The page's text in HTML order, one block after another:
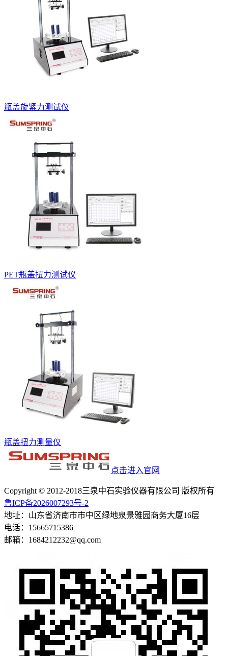
瓶盖旋紧力测试仪
PET瓶盖扭力测试仪
瓶盖扭力测量仪
点击进入官网
Copyright © 2012-2018三泉中石实验仪器有限公司 版权所有
鲁ICP备2026007293号-2
地址：山东省济南市市中区绿地泉景雅园商务大厦16层
电话：15665715386
邮箱：1684212232@qq.com